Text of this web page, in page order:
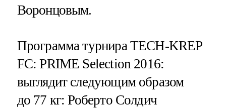
Воронцовым.
Программа турнира TECH-KREP
FC: PRIME Selection 2016:
выглядит следующим образом
до 77 кг: Роберто Солдич